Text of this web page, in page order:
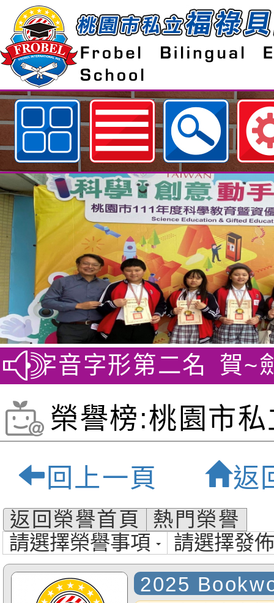
歡迎參觀：桃園市私立福祿貝爾雙
字形第二名 賀~劍橋英
榮譽榜:桃園市
貝爾雙語小學-
質雙語小學
回上一頁 返
返回榮譽首頁
熱門榮譽
請選擇榮譽事項
請選擇發
2025